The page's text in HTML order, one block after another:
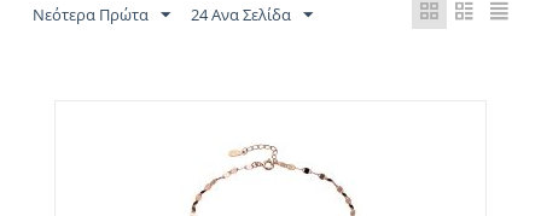
Νεότερα Πρώτα 24 Ανα Σελίδα